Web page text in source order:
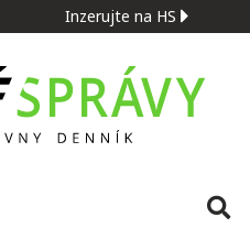
Inzerujte na HS